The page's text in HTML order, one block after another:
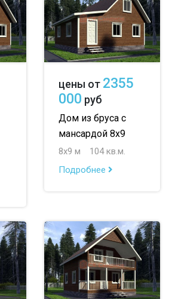
цены от 2355
000 руб
Дом из бруса с
мансардой 8х9
8х9 м
104 кв.м.
Подробнее